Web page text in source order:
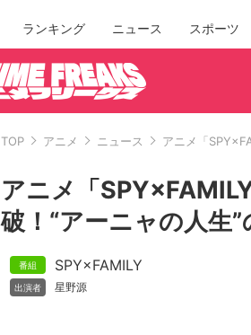
ランキング ニュース スポーツ
TOP アニメ ニュース アニメ「
アニメ「
破！“アーニャの人生
SPY×FAMILY
星野源